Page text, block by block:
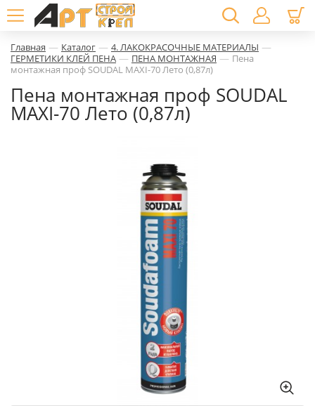
Главная — Каталог — 4. ЛАКОКРАСОЧНЫЕ МАТЕРИАЛЫ —
ГЕРМЕТИКИ КЛЕЙ ПЕНА — ПЕНА МОНТАЖНАЯ — Пена
монтажная проф SOUDAL MAXI-70 Лето (0,87л)
Пена монтажная проф SOUDAL
MAXI-70 Лето (0,87л)